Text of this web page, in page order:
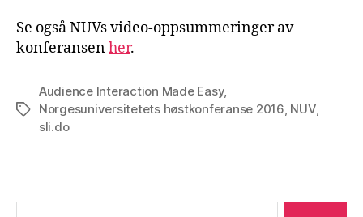
Se også NUVs video-oppsummeringer av
konferansenher.
Stikkord
Audience Interaction Made Easy,
Norgesuniversitetets høstkonferanse 2016, NUV,
sli.do